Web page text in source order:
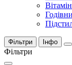
Фільтри Інфо
Фільтри